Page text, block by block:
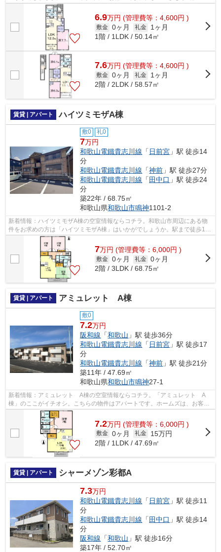
問い合わせください。和歌山市エリア...
6.9万円 (管理費等：4,600円 )
敷金 0ヶ月 礼金
1ヶ月
1階 / 1LDK / 50.14㎡
7.6万円 (管理費等：4,600円 )
敷金 0ヶ月 礼金
1ヶ月
2階 / 2LDK / 58.57㎡
賃貸 | アパート ハイツミモザA棟
敷0 礼0
7万円
和歌山電鐵貴志川線 「 日前宮 」駅 徒歩14
分
和歌山電鐵貴志川線 「神前 」駅 徒歩27分
和歌山電鐵貴志川線 「 田中口 」駅 徒歩24
分
築22年 / 68.75㎡
和歌山県和歌山市鳴神1101-2
新着情報：ハイツミモザA棟の空室情報ならコチラ。和歌山市周辺にある物
件をお求めの方は「ハイツミモザA棟」はいかがでしょうか。駅まで徒歩14
分でアクセス可能な物件です。こちらの...
7万円 (管理費等：6,000円 )
敷金 0ヶ月 礼金 0ヶ月
2階 / 3LDK / 68.75㎡
賃貸 | アパート アミュレット A棟
敷0
7.2万円
阪和線 「和歌山 」駅 徒歩36分
和歌山電鐵貴志川線 「 日前宮 」駅 徒歩17
分
和歌山電鐵貴志川線 「神前 」駅 徒歩21分
築11年 / 47.69㎡
和歌山県和歌山市鳴神27-1
新着情報：アミュレット A棟の空室情報ならコチラ。「アミュレット A
棟」のここがイチオシ。こちらの物件はアパートです。ホームズは、お客様
が希望する条件の物件に出会えるよう全...
7.2万円 (管理費等：6,000円 )
敷金 0ヶ月 礼金
15万円
2階 / 1LDK / 47.69㎡
賃貸 | アパート シャーメゾン彩都A
7.3万円
和歌山電鐵貴志川線 「 日前宮 」駅 徒歩11
分
和歌山電鐵貴志川線 「 田中口 」駅 徒歩14
分
阪和線 「和歌山 」駅 徒歩16分
築17年 / 52.70㎡